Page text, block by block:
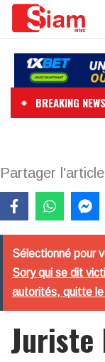
BREAKING NEWS
Partager l'article
Sélectionné pour
Sory qui se dit
autorités, quitte le
Juriste